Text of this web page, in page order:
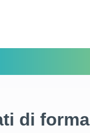
di